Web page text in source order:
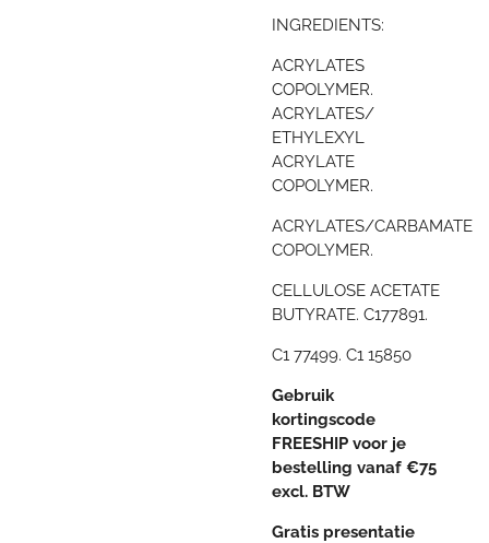
INGREDIENTS:
ACRYLATES
COPOLYMER.
ACRYLATES/
ETHYLEXYL
ACRYLATE
COPOLYMER.
ACRYLATES/CARBAMATE
COPOLYMER.
CELLULOSE ACETATE
BUTYRATE. C177891.
C1 77499. C1 15850
Gebruik
kortingscode
FREESHIP voor je
bestelling vanaf €75
excl. BTW
Gratis presentatie